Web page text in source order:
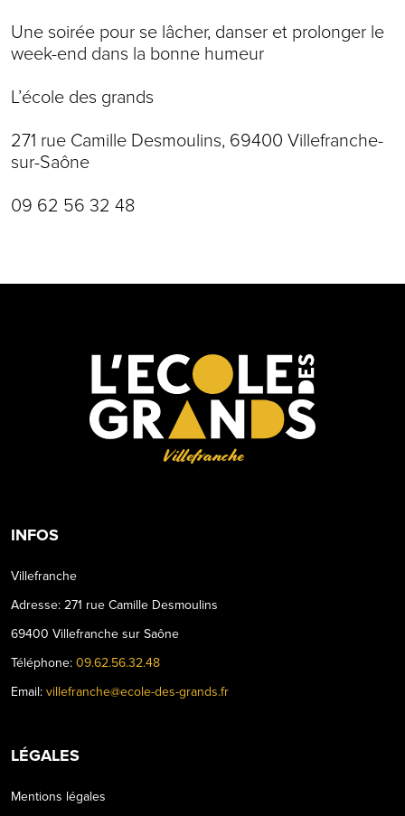
Une soirée pour se lâcher, danser et prolonger le
week-end dans la bonne humeur
L’école des grands
271 rue Camille Desmoulins, 69400 Villefranche-
sur-Saône
09 62 56 32 48
Villefranche
INFOS
Villefranche
Adresse: 271 rue Camille Desmoulins
69400 Villefranche sur Saône
Téléphone: 09.62.56.32.48
Email: villefranche@ecole-des-grands.fr
LÉGALES
Mentions légales